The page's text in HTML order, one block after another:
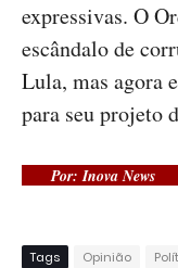
expressivas. O
escândalo de
Lula, mas agora
para seu projeto
Por: Inova News
Tags Opinião